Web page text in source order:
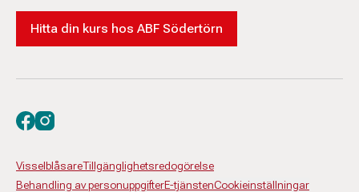
Hitta din kurs hos ABF Södertörn
VisselblåsareTillgänglighetsredogörelse
Behandling av personuppgifterE-tjänstenCookieinställningar
Besök oss på facebook
Besök oss på instagram